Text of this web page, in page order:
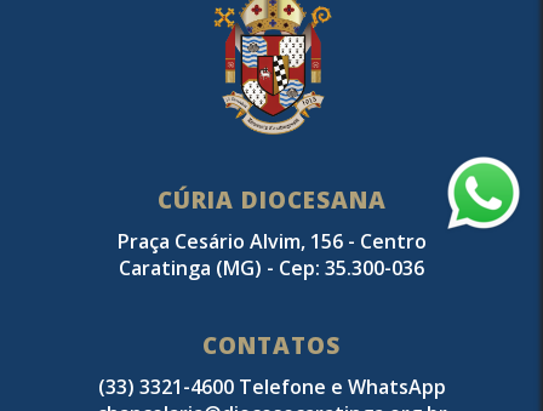
CÚRIA DIOCESANA
Praça Cesário Alvim, 156 - Centro
Caratinga (MG) - Cep: 35.300-036
CONTATOS
(33) 3321-4600 Telefone e WhatsApp